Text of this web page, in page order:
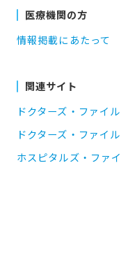
医療機関の方
情報掲載にあたって
関連サイト
ドクターズ・ファイル
ドクターズ・ファイ
ホスピタルズ・ファ